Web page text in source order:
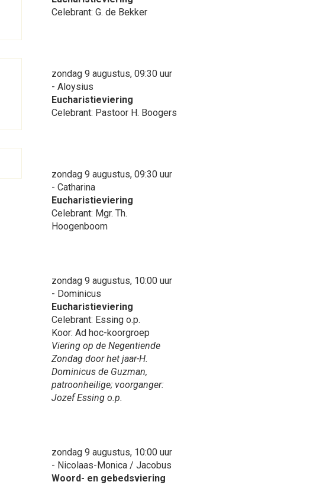
Celebrant: G. de Bekker
zondag 9 augustus, 09:30 uur
- Aloysius
Eucharistieviering
Celebrant: Pastoor H. Boogers
zondag 9 augustus, 09:30 uur
- Catharina
Eucharistieviering
Celebrant: Mgr. Th.
Hoogenboom
zondag 9 augustus, 10:00 uur
- Dominicus
Eucharistieviering
Celebrant: Essing o.p.
Koor: Ad hoc-koorgroep
Viering op de Negentiende
Zondag door het jaar-H.
Dominicus de Guzman,
patroonheilige; voorganger:
Jozef Essing o.p.
zondag 9 augustus, 10:00 uur
- Nicolaas-Monica / Jacobus
Woord- en gebedsviering